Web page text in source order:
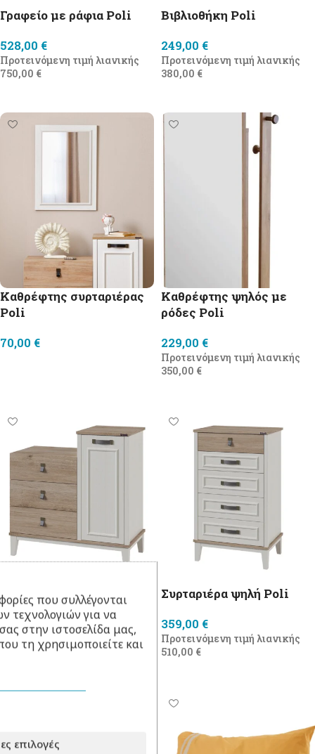
Γραφείο με ράφια Poli
528,00 €
Προτεινόμενη τιμή λιανικής
750,00 €
Βιβλιοθήκη Poli
249,00 €
Προτεινόμενη τιμή λιανικής
380,00 €
Καθρέφτης συρταριέρας
Poli
70,00 €
Καθρέφτης ψηλός με
ρόδες Poli
229,00 €
Προτεινόμενη τιμή λιανικής
350,00 €
Συρταριέρα Poli
319,00€
Προτεινόμενη τιμή λιανικής
480,00 €
Συρταριέρα ψηλή Poli
359,00 €
Προτεινόμενη τιμή λιανικής
510,00 €
που συλλέγονται
τεχνολογιών για να
στην ιστοσελίδα μας,
τη χρησιμοποιείτε και
επιλογές